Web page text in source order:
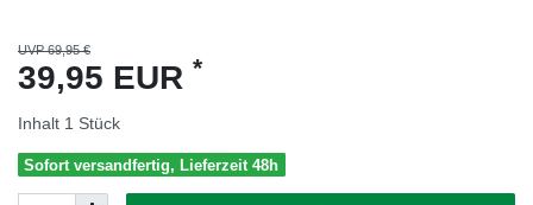
UVP 69,95 €
39,95 EUR *
Inhalt 1 Stück
Sofort versandfertig, Lieferzeit 48h